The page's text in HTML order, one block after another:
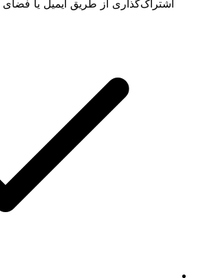
اشتراک‌گذاری از طریق ایمیل یا فضای